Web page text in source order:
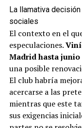
La llamativa
sociales
El contexto en el
especulaciones.
Madrid hasta junio
una posible
El club habría
acercarse a las
mientras que este
sus exigencias